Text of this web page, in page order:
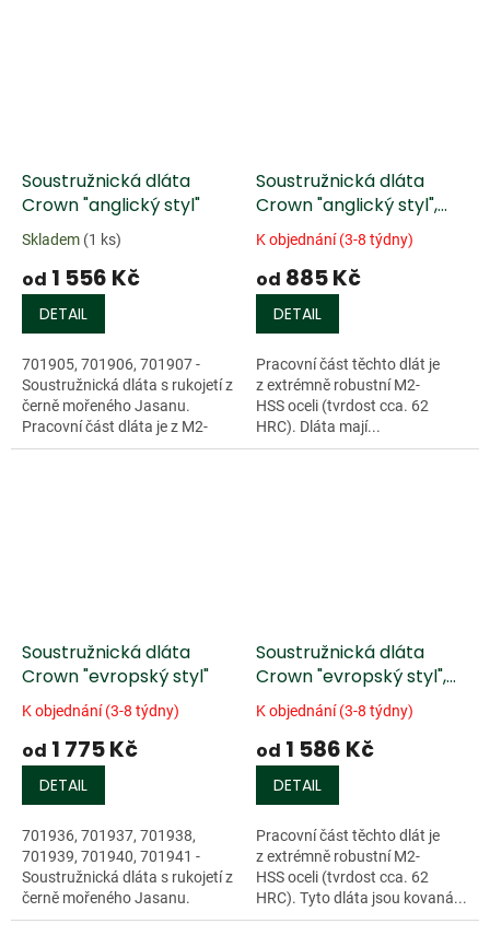
Soustružnická dláta
Crown "anglický styl"
Skladem (1 ks)
od 1 556 Kč
DETAIL
701905, 701906, 701907 -
Soustružnická dláta s rukojetí z
černě mořeného Jasanu.
Pracovní část dláta je z M2-
HSS...
Soustružnická dláta
Crown "anglický styl",
M2-HSS, mořená Buková
rukojeť
K objednání (3-8 týdny)
od 885 Kč
DETAIL
Pracovní část těchto dlát je
z extrémně robustní M2-
HSS oceli (tvrdost cca. 62
HRC). Dláta mají...
Soustružnická dláta
Crown "evropský styl"
K objednání (3-8 týdny)
od 1 775 Kč
DETAIL
701936, 701937, 701938,
701939, 701940, 701941 -
Soustružnická dláta s rukojetí z
černě mořeného Jasanu.
Pracovní část dláta je...
Soustružnická dláta
Crown "evropský styl",
M2-HSS, mořená Buková
rukojeť
K objednání (3-8 týdny)
od 1 586 Kč
DETAIL
Pracovní část těchto dlát je
z extrémně robustní M2-
HSS oceli (tvrdost cca. 62
HRC). Tyto dláta jsou kovaná...